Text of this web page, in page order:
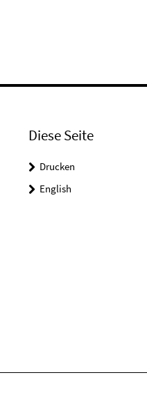
Diese Seite
Drucken
English